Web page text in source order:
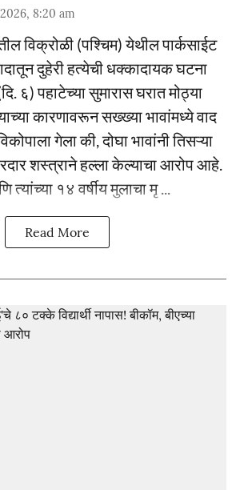
8:20 am
विक्रोळी (पश्चिम) येथील पार्कसाईट
दुहेरी हत्येची धक्कादायक घटना
६) पहाटेच्या सुमारास घरात मोठ्या
कारणावरून सख्ख्या भावांमध्ये वाद
गेला की, दोघा भावांनी तिसऱ्या
शस्त्राने हल्ला केल्याचा आरोप आहे.
त्यांच्या १४ वर्षीय मुलाचा मृ ...
Read More